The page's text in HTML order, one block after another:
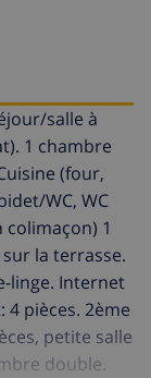
salle à
1 chambre
(four,
WC, WC
colimaçon) 1
la terrasse.
linge. Internet
4 pièces. 2ème
petite salle
double.